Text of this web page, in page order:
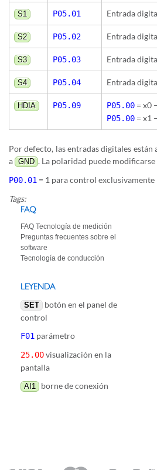
S1 P05.01 Entrada
S2 P05.02 Entrada
S3 P05.03 Entrada
S4 P05.04 Entrada
HDIA P05.09 P05.00 = x0
P05.00 = x1
Por defecto, las entradas digitales están
a
GND . La polaridad puede
P00.01 = 1 para control
Tags:
FAQ
FAQ Tecnología de medición
Preguntas frecuentes sobre el
software
Tecnología de conducción
LEYENDA
SET
botón en el panel de
control
F01 parámetro
25.00visualización en la
pantalla
AI1 borne de conexión